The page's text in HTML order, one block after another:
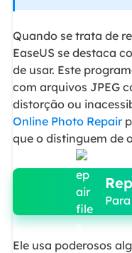
Quando se trata de
EaseUS se destaca
de usar. Este
com arquivos JPEG
distorção ou
Online Photo Repair
que o distinguem de
Ele usa poderosos